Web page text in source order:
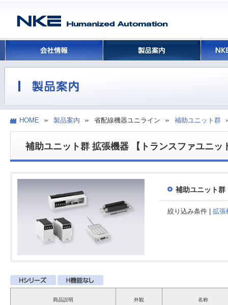
HOME 製品案内 省配線機器ユニライン 補助ユニット群
補助ユニット群 拡張機器 【トランスファユニッ
補助ユニット群
絞り込み条件 | 拡張
商品説明 外観 名称